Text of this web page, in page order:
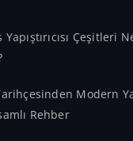
Çeşitleri
Modern
Rehber